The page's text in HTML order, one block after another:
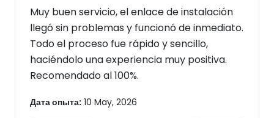
Muy buen servicio, el enlace de instalación
llegó sin problemas y funcionó de inmediato.
Todo el proceso fue rápido y sencillo,
haciéndolo una experiencia muy positiva.
Recomendado al 100%.
Дата опыта: 10 May, 2026